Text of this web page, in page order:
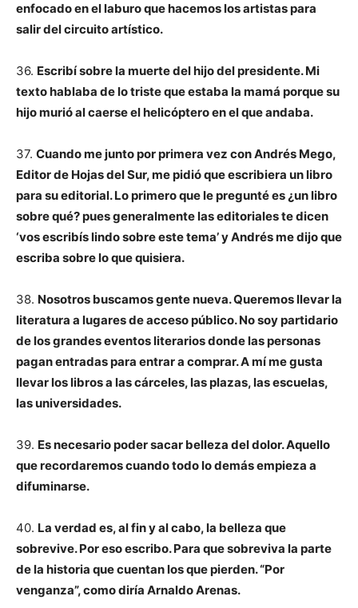
enfocado en el laburo que hacemos los artistas para
salir del circuito artístico.
36. Escribí sobre la muerte del hijo del presidente. Mi
texto hablaba de lo triste que estaba la mamá porque su
hijo murió al caerse el helicóptero en el que andaba.
37. Cuando me junto por primera vez con Andrés Mego,
Editor de Hojas del Sur, me pidió que escribiera un libro
para su editorial. Lo primero que le pregunté es ¿un libro
sobre qué? pues generalmente las editoriales te dicen
‘vos escribís lindo sobre este tema’ y Andrés me dijo que
escriba sobre lo que quisiera.
38. Nosotros buscamos gente nueva. Queremos llevar la
literatura a lugares de acceso público. No soy partidario
de los grandes eventos literarios donde las personas
pagan entradas para entrar a comprar. A mí me gusta
llevar los libros a las cárceles, las plazas, las escuelas,
las universidades.
39. Es necesario poder sacar belleza del dolor. Aquello
que recordaremos cuando todo lo demás empieza a
difuminarse.
40. La verdad es, al fin y al cabo, la belleza que
sobrevive. Por eso escribo. Para que sobreviva la parte
de la historia que cuentan los que pierden. “Por
venganza”, como diría Arnaldo Arenas.